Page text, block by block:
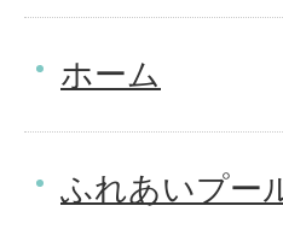
ホーム
ふれあいプー